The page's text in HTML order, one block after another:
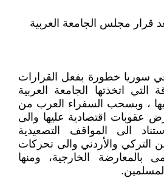
قرار مجلس الجامعة العربية
سوريا خطورة بفعل القرارات
التي اتخذتها الجامعة العربية
، وبسحب السفراء العرب من
عقوبات اقتصادية عليها والى
الى المواقف التصعيدية
التركي والأردني والى تحركات
الخارجية، ومنها